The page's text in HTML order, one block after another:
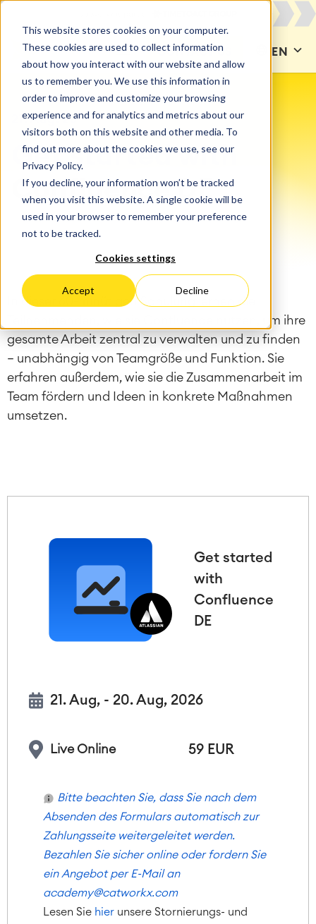
This website stores cookies on your computer.
These cookies are used to collect information
about how you interact with our website and allow
us to remember you. We use this information in
order to improve and customize your browsing
experience and for analytics and metrics about our
visitors both on this website and other media. To
find out more about the cookies we use, see our
Privacy Policy.
If you decline, your information won’t be tracked
when you visit this website. A single cookie will be
used in your browser to remember your preference
not to be tracked.
Cookies settings
Accept Decline
DevOps
Test Management
Technical Documentation
Project & Work Management
Overtime
Business Processes
CONTACT US EN
21. Aug. 26
Get started with
Confluence DE
In dieser 60-minütigen Schulung lernen die
Teilnehmenden, wie sie Confluence nutzen, um ihre
gesamte Arbeit zentral zu verwalten und zu finden
– unabhängig von Teamgröße und Funktion. Sie
erfahren außerdem, wie sie die Zusammenarbeit im
Team fördern und Ideen in konkrete Maßnahmen
umsetzen.
Get started
with
Confluence
DE
21. Aug, - 20. Aug, 2026
Live Online 59 EUR
Bitte beachten Sie, dass Sie nach dem
Absenden des Formulars automatisch zur
Zahlungsseite weitergeleitet werden.
Bezahlen Sie sicher online oder fordern Sie
ein Angebot per E-Mail an
academy@catworkx.com
Lesen Sie hier unsere Stornierungs- und